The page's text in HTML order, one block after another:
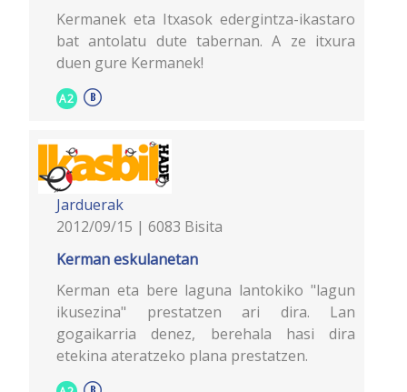
Kermanek eta Itxasok edergintza-ikastaro
bat antolatu dute tabernan. A ze itxura
duen gure Kermanek!
A2
Jarduerak
2012/09/15 | 6083 Bisita
Kerman eskulanetan
Kerman eta bere laguna lantokiko "lagun
ikusezina" prestatzen ari dira. Lan
gogaikarria denez, berehala hasi dira
etekina ateratzeko plana prestatzen.